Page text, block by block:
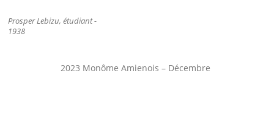
Prosper Lebizu, étudiant -
1938
2023 Monôme Amienois – Décembre